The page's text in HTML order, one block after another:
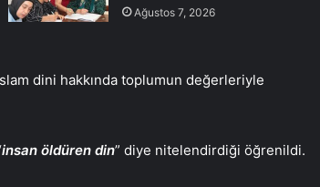
Ağustos 7, 2026
dini hakkında toplumun değerleriyle
insan öldüren din” diye nitelendirdiği öğrenildi.